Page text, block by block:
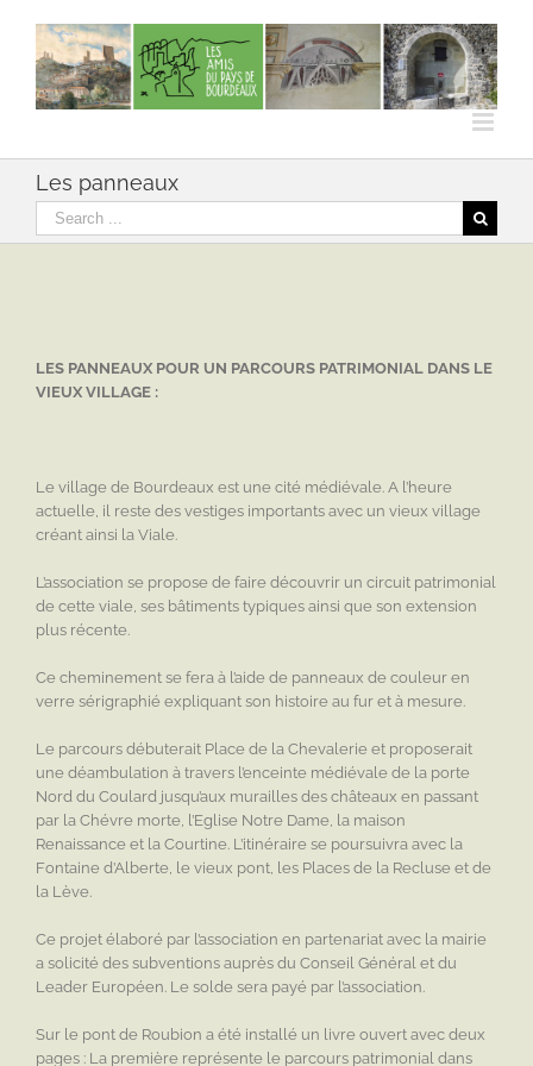
content
Les panneaux
Rechercher
LES PANNEAUX POUR UN PARCOURS PATRIMONIAL DANS LE
VIEUX VILLAGE :
Le village de Bourdeaux est une cité médiévale. A l’heure
actuelle, il reste des vestiges importants avec un vieux village
créant ainsi la Viale.
L’association se propose de faire découvrir un circuit patrimonial
de cette viale, ses bâtiments typiques ainsi que son extension
plus récente.
Ce cheminement se fera à l’aide de panneaux de couleur en
verre sérigraphié expliquant son histoire au fur et à mesure.
Le parcours débuterait Place de la Chevalerie et proposerait
une déambulation à travers l’enceinte médiévale de la porte
Nord du Coulard jusqu’aux murailles des châteaux en passant
par la Chévre morte, l’Eglise Notre Dame, la maison
Renaissance et la Courtine. L’itinéraire se poursuivra avec la
Fontaine d’Alberte, le vieux pont, les Places de la Recluse et de
la Lève.
Ce projet élaboré par l’association en partenariat avec la mairie
a solicité des subventions auprès du Conseil Général et du
Leader Européen. Le solde sera payé par l’association.
Sur le pont de Roubion a été installé un livre ouvert avec deux
pages : La première représente le parcours patrimonial dans